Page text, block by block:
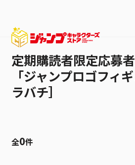
定期購読者限定応募
「ジャンプロゴフィ
ラバチ］
全0件